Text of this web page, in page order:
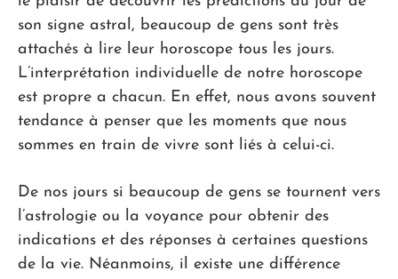
son signe astral, beaucoup de gens sont très
attachés à lire leur horoscope tous les jours.
L’interprétation individuelle de notre horoscope
est propre a chacun. En effet, nous avons souvent
tendance à penser que les moments que nous
sommes en train de vivre sont liés à celui-ci.
De nos jours si beaucoup de gens se tournent vers
l’astrologie ou la voyance pour obtenir des
indications et des réponses à certaines questions
de la vie. Néanmoins, il existe une différence